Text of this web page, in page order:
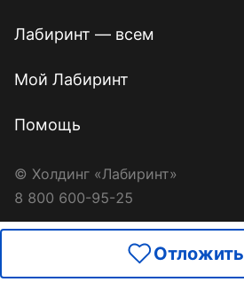
Отложить
Лабиринт — всем
Мой Лабиринт
Помощь
© Холдинг «Лабиринт»
8 800 600-95-25